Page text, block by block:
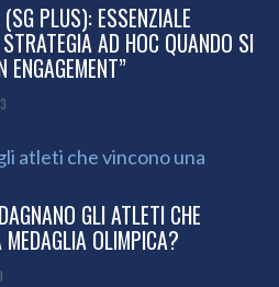
PLUS): ESSENZIALE
AD HOC QUANDO SI
ENGAGEMENT”
GLI ATLETI CHE
OLIMPICA?